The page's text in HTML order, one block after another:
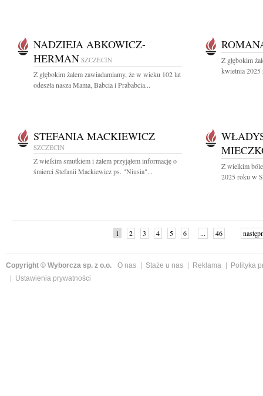
NADZIEJA ABKOWICZ-
HERMAN SZCZECIN
Z głębokim żalem zawiadamiamy, że w wieku 102 lat
odeszła nasza Mama, Babcia i Prababcia...
Z głębokim
kwietnia 2025
STEFANIA MACKIEWICZ
SZCZECIN
Z wielkim smutkiem i żalem przyjąłem informację o
śmierci Stefanii Mackiewicz ps. "Niusia"...
Z wielkim
2025 roku w
1 2 3 4 5 6 ... 46
Copyright © Wyborcza sp. z o.o. O nas Staże u nas Reklama
Polityka
Ustawienia prywatności